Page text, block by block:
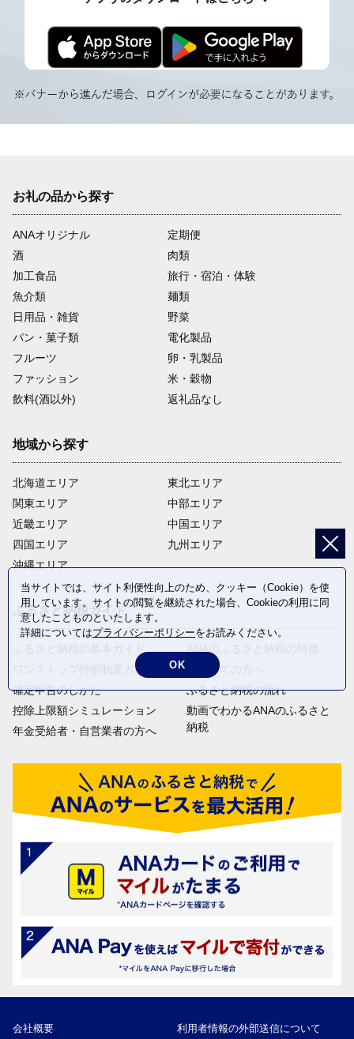
お礼の品から探す
ANAオリジナル
定期便
酒
肉類
加工食品
旅行・宿泊・体験
魚介類
麺類
日用品・雑貨
野菜
パン・菓子類
電化製品
フルーツ
卵・乳製品
ファッション
米・穀物
飲料(酒以外)
返礼品なし
地域から探す
北海道エリア
関東エリア
近畿エリア
四国エリア
沖縄エリア
東北エリア
中部エリア
中国エリア
九州エリア
ふるさと納税ガイド
ふるさと納税の基本ガイド
ワンストップ特例制度ガイド
確定申告のしかた
控除上限額シミュレーション
年金受給者・自営業者の方へ
ANAのふるさと納税の特徴
はじめての方へ
ふるさと納税の流れ
動画でわかるANAのふるさと
納税
会社概要 利用者情報の外部送信について
当サイトでは、サイト利便性向上のため、クッキー（Cookie）を使
用しています。サイトの閲覧を継続された場合、Cookieの利用に同
意したことものといたします。
詳細についてはプライバシーポリシーをお読みください。
OK